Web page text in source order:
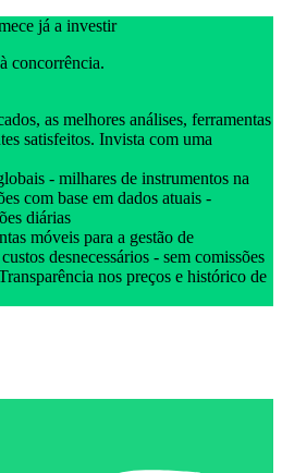
já a investir
concorrência.
as melhores análises, ferramentas
satisfeitos. Invista com uma
- milhares de instrumentos na
com base em dados atuais -
diárias
móveis para a gestão de
desnecessários - sem comissões
nos preços e histórico de